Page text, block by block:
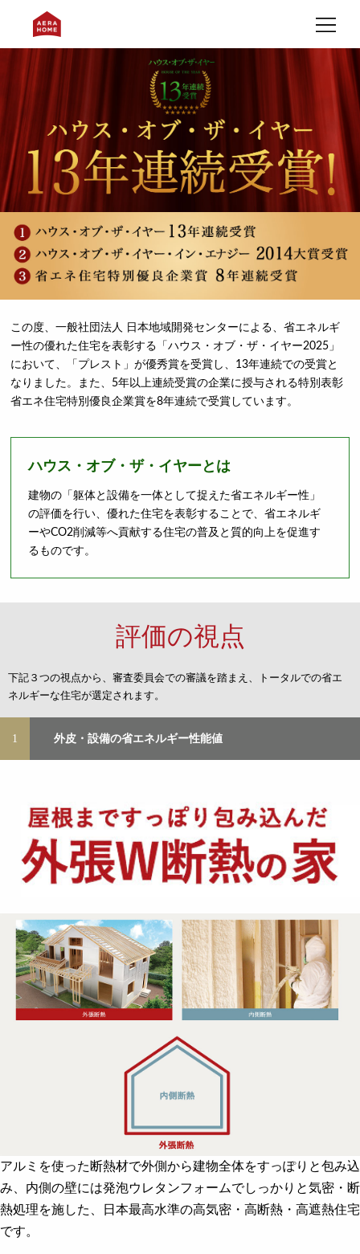
この度、一般社団法人 日本地域開発センターによる、省エネルギ
ー性の優れた住宅を表彰する「ハウス・オブ・ザ・イヤー2025」
において、「プレスト」が優秀賞を受賞し、13年連続での受賞と
なりました。また、5年以上連続受賞の企業に授与される特別表彰
省エネ住宅特別優良企業賞を8年連続で受賞しています。
ハウス・オブ・ザ・イヤーとは
建物の「躯体と設備を一体として捉えた省エネルギー性」
の評価を行い、優れた住宅を表彰することで、省エネルギ
ーやCO2削減等へ貢献する住宅の普及と質的向上を促進す
るものです。
評価の視点
下記３つの視点から、審査委員会での審議を踏まえ、トータルでの省エ
ネルギーな住宅が選定されます。
1 外皮・設備の省エネルギー性能値
アルミを使った断熱材で外側から建物全体をすっぽりと包み込
み、内側の壁には発泡ウレタンフォームでしっかりと気密・断
熱処理を施した、日本最高水準の高気密・高断熱・高遮熱住宅
です。